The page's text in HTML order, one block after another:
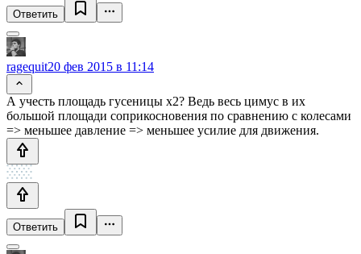
Ответить
ragequit20 фев 2015 в 11:14
А учесть площадь гусеницы х2? Ведь весь цимус в их
большой площади соприкосновения по сравнению с колесами
=> меньшее давление => меньшее усилие для движения.
Ответить